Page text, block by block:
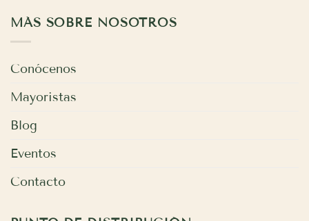
MÁS SOBRE NOSOTROS
Conócenos
Mayoristas
Blog
Eventos
Contacto